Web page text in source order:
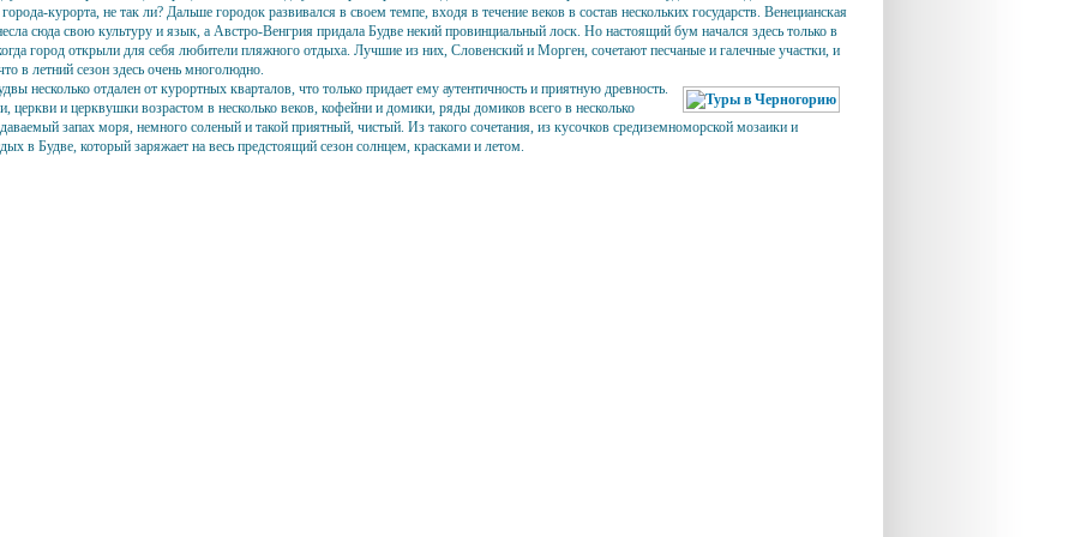
курорта, не так ли? Дальше городок развивался в своем темпе, входя в течение веков в состав нескольких государств. Венецианская
сюда свою культуру и язык, а Австро-Венгрия придала Будве некий провинциальный лоск. Но настоящий бум начался здесь только в
город открыли для себя любители пляжного отдыха. Лучшие из них, Словенский и Морген, сочетают песчаные и галечные участки, и
в летний сезон здесь очень многолюдно.
несколько отдален от курортных кварталов, что только придает ему аутентичность и приятную древность.
церкви и церквушки возрастом в несколько веков, кофейни и домики, ряды домиков всего в несколько
запах моря, немного соленый и такой приятный, чистый. Из такого сочетания, из кусочков средиземноморской мозаики и
в Будве, который заряжает на весь предстоящий сезон солнцем, красками и летом.